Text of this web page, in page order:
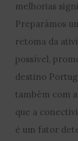
melhorias
Preparámos
retoma da
possível,
destino
também com
que a
é um fator